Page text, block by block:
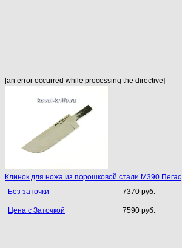
[an error occurred while processing the directive]
Клинок для ножа из порошковой стали M390 Пегас
Без заточки
7370 руб.
Цена с Заточкой 7590 руб.